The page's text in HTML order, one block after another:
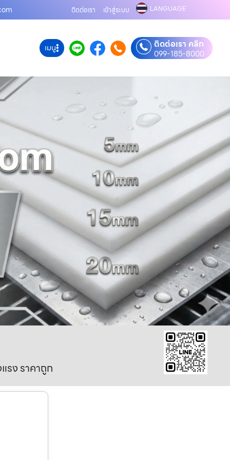
ติดต่อเรา เข้าสู่ระบบ LANGUAGE
เมนู ติดต่อเรา คลิก
099-185-8000
รง ราคาถูก